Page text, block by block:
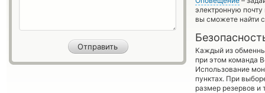
электронную
вы сможете найти
Каждый из
при этом команда
Использование
пунктах. При
размер резервов и